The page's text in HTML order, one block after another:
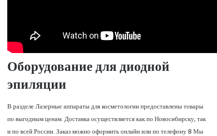
Оборудование для диодной
эпиляции
В разделе Лазерные аппараты для косметологии предоставлены товары
по выгодным ценам. Доставка осуществляется как по Новосибирску, так
и по всей России. Заказ можно оформить онлайн или по телефону 8 Мы